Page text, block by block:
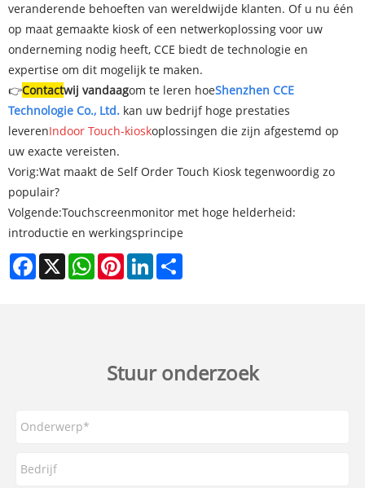
veranderende behoeften van wereldwijde klanten. Of u nu één
op maat gemaakte kiosk of een netwerkoplossing voor uw
onderneming nodig heeft, CCE biedt de technologie en
expertise om dit mogelijk te maken.
👉Contactwij vandaagom te leren hoeShenzhen CCE
Technologie Co., Ltd. kan uw bedrijf hoge prestaties
leverenIndoor Touch-kioskoplossingen die zijn afgestemd op
uw exacte vereisten.
Vorig:Wat maakt de Self Order Touch Kiosk tegenwoordig zo
populair?
Volgende:Touchscreenmonitor met hoge helderheid:
introductie en werkingsprincipe
Facebook
X WhatsAppPinterestLinkedIn
Stuur onderzoek